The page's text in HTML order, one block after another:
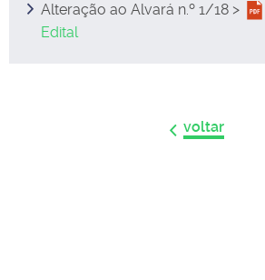
Alteração ao Alvará n.º 1/18 >
Edital
voltar